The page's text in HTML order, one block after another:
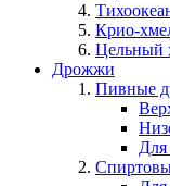
Крио-
Цельный
Дрожжи
Пивные
Для